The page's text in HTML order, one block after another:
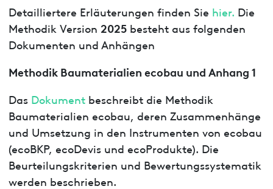
Detailliertere Erläuterungen finden Sie hier. Die
Methodik Version 2025besteht aus folgenden
Dokumenten und Anhängen
Methodik Baumaterialien ecobau und Anhang 1
Das Dokument beschreibt die Methodik
Baumaterialien ecobau, deren Zusammenhänge
und Umsetzung in den Instrumenten von ecobau
(ecoBKP, ecoDevis und ecoProdukte). Die
Beurteilungskriterien und Bewertungssystematik
werden beschrieben.